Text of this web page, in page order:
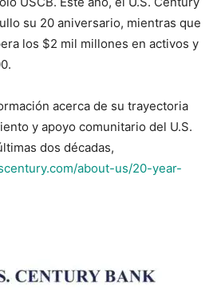
su 20 aniversario, mientras que
los $2 mil millones en activos y
acerca de su trayectoria
y apoyo comunitario del U.S.
dos décadas,
about-us/20-year-